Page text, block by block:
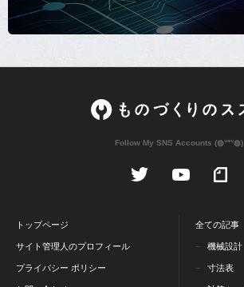
Follow My SNS Accounts (◍ᐡᐤᐡ◍)
トップページ
サイト管理人のプロフィール
プライバシー ポリシー
全ての記事
機械設計
寸法表